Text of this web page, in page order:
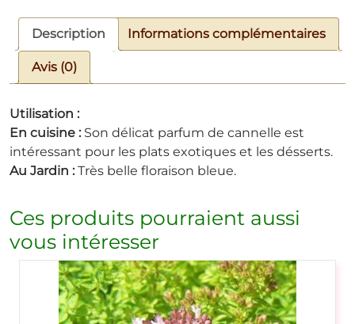
Description Informations complémentaires
Avis (0)
Utilisation :
En cuisine : Son délicat parfum de cannelle est
intéressant pour les plats exotiques et les désserts.
Au Jardin : Très belle floraison bleue.
Ces produits pourraient aussi
vous intéresser